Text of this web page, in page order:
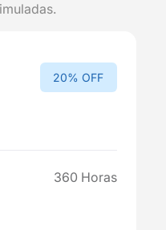
20% OFF
360 Horas